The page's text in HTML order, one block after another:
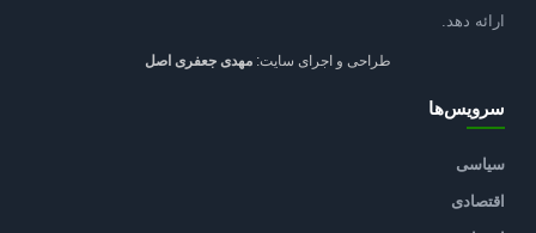
ارائه دهد.
طراحی و اجرای سایت: مهدی جعفری اصل
سرویس‌ها
سیاسی
اقتصادی